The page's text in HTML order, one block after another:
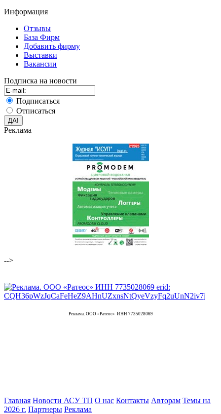
Информация
Отзывы
База Фирм
Добавить фирму
Выставки
Вакансии
Подписка на новости
Подписаться
Отписаться
Реклама
-->
Реклама. ООО «Ратеос» ИНН 7735028069
Главная Новости АСУ ТП О нас Контакты Авторам Темы на
2026 г. Партнеры Реклама